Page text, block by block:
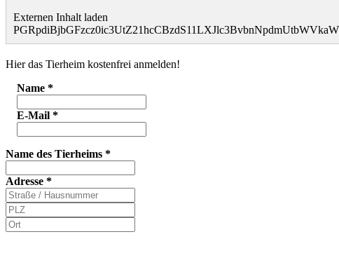
Externen Inhalt laden
Hier das Tierheim kostenfrei anmelden!
Name *
E-Mail *
Name des Tierheims *
Adresse *